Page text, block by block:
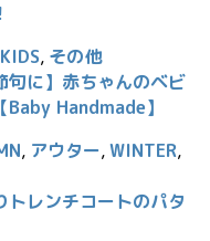
KIDS, その他
に】赤ちゃんのベビ
Handmade】
, アウター,WINTER,
トレンチコートのパタ